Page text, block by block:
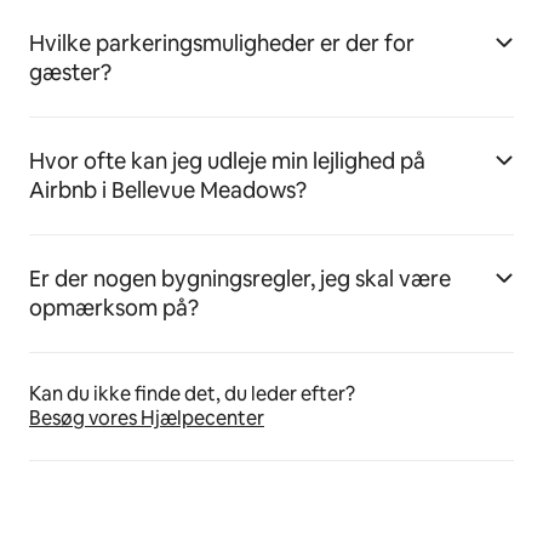
Hvilke parkeringsmuligheder er der for
gæster?
Hvor ofte kan jeg udleje min lejlighed på
Airbnb i Bellevue Meadows?
Er der nogen bygningsregler, jeg skal være
opmærksom på?
Kan du ikke finde det, du leder efter?
Besøg vores Hjælpecenter